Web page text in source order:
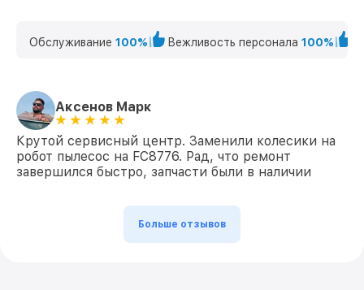
Обслуживание 100% Вежливость персонала 100%
Аксенов Марк
Крутой сервисный центр. Заменили колесики на
робот пылесос на FC8776. Рад, что ремонт
завершился быстро, запчасти были в наличии
Больше отзывов